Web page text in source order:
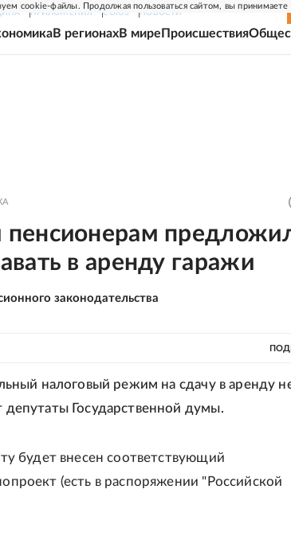
cookie-файлы. Продолжая пользоваться сайтом, вы принимаете
ПРИЛОЖЕНИЯ СОЮЗ НОВОСТИ
В регионахВ мире Происшествия
в аренду гаражи
законодательства
налоговый режим на сдачу в аренду
Государственной думы.
будет внесен соответствующий
(есть в распоряжении "Российской